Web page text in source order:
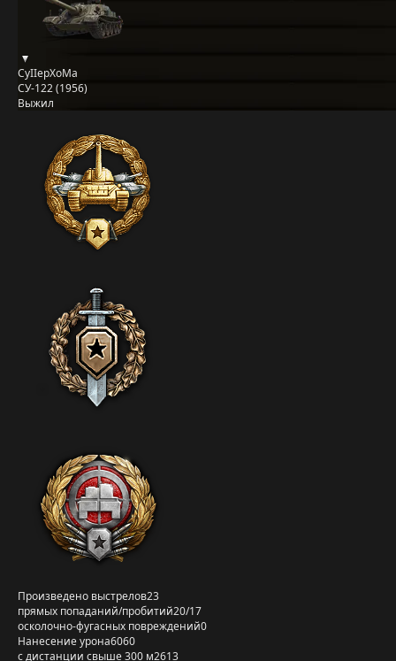
CyIIepXoMa
СУ-122 (1956)
Выжил
Произведено выстрелов23
прямых попаданий/пробитий20/17
осколочно-фугасных повреждений0
Нанесение урона6060
с дистанции свыше 300 м2613